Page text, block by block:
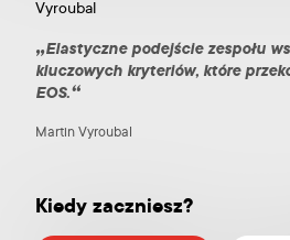
Elastyczne podejście zespołu
kluczowych kryteriów, które
EOS.
Martin Vyroubal
Kiedy zaczniesz?